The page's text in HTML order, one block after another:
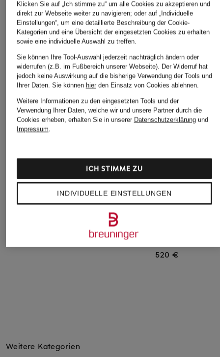
GOLDEN GOOSE
Sneaker HI STAR
520 €
Weitere Kategorien
Klicken Sie auf „Ich stimme zu“ um alle Cookies zu akzeptieren und
direkt zur Webseite weiter zu navigieren; oder auf „Individuelle
Einstellungen“, um eine detaillierte Beschreibung der Cookie-
Kategorien und eine Übersicht der eingesetzten Cookies zu erhalten
sowie eine individuelle Auswahl zu treffen.
Sie können Ihre Tool-Auswahl jederzeit nachträglich ändern oder
widerrufen (z.B. im Fußbereich unserer Webseite). Der Widerruf hat
jedoch keine Auswirkung auf die bisherige Verwendung der Tools und
Ihrer Daten. Sie können hierden Einsatz von Cookies ablehnen.
Weitere Informationen zu den eingesetzten Tools und der
Verwendung Ihrer Daten, welche wir und unsere Partner durch die
Cookies erheben, erhalten Sie in unserer Datenschutzerklärungund
Impressum.
INDIVIDUELLE EINSTELLUNGEN
ICH STIMME ZU